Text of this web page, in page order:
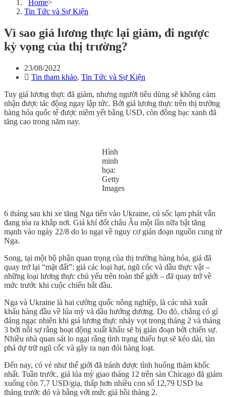
Home>
Tin Tức và Sự Kiện
Vì sao giá lương thực lại giảm, đi ngược
kỳ vọng của thị trường?
23/08/2022
Tin tham khảo, Tin Tức và Sự Kiện
Tuy giá lương thực đã giảm, nhưng người tiêu dùng sẽ không cảm
nhận được tác động ngay lập tức. Bởi giá lương thực trên thị trường
hàng hóa quốc tế được niêm yết bằng USD, còn đồng bạc xanh đã
tăng cao trong năm nay.
Hình
minh
họa:
Getty
Images
6 tháng sau khi xe tăng Nga tiến vào Ukraine, cú sốc lạm phát vẫn
đang tỏa ra khắp nơi. Giá khí đốt châu Âu một lần nữa bật tăng
mạnh vào ngày 22/8 do lo ngại về nguy cơ gián đoạn nguồn cung từ
Nga.
Song, tại một bộ phận quan trọng của thị trường hàng hóa, giá đã
quay trở lại “mặt đất”: giá các loại hạt, ngũ cốc và dầu thực vật –
những loại lương thực chủ yếu trên toàn thế giới – đã quay trở về
mức trước khi cuộc chiến bắt đầu.
Nga và Ukraine là hai cường quốc nông nghiệp, là các nhà xuất
khẩu hàng đầu về lúa mỳ và dầu hướng dương. Do đó, chẳng có gì
đáng ngạc nhiên khi giá lương thực nhảy vọt trong tháng 2 và tháng
3 bởi nỗi sợ rằng hoạt động xuất khẩu sẽ bị gián đoạn bởi chiến sự.
Nhiều nhà quan sát lo ngại rằng tình trạng thiếu hụt sẽ kéo dài, tàn
phá dự trữ ngũ cốc và gây ra nạn đói hàng loạt.
Đến nay, có vẻ như thế giới đã tránh được tình huống thảm khốc
nhất. Tuần trước, giá lúa mỳ giao tháng 12 trên sàn Chicago đã giảm
xuống còn 7,7 USD/giạ, thấp hơn nhiều con số 12,79 USD ba
tháng trước đó và bằng với mức giá hồi tháng 2.